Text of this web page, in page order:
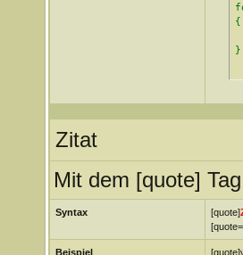
{
}
Zitat
Mit dem [quote]
Syntax [quote]
[quote=
Beispiel